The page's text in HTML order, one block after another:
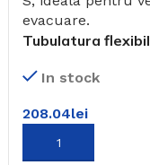
Tubulatura
In stock
208.04lei
ADAUGĂ ÎN COȘ